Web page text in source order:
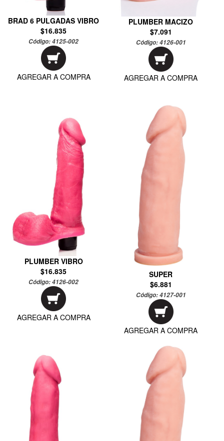
BRAD 6 PULGADAS VIBRO
$16.835
Código:4125-002
AGREGAR A COMPRA
PLUMBER MACIZO
$7.091
Código:4126-001
AGREGAR A COMPRA
PLUMBER VIBRO
$16.835
Código:4126-002
AGREGAR A COMPRA
SUPER
$6.881
Código:4127-001
AGREGAR A COMPRA